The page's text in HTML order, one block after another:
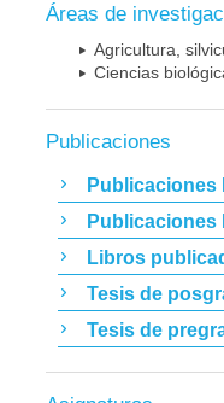
Áreas de
Agricultura,
Ciencias
Publicaciones
Publicaciones
Publicaciones
Libros
Tesis de
Tesis de